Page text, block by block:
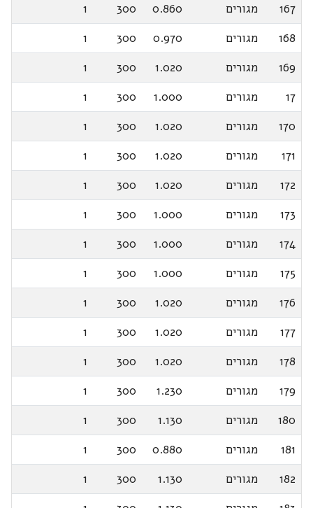
167
מגורים 0.860
300
1
168
מגורים 0.970
300
1
169
מגורים 1.020
300
1
17
מגורים 1.000
300
1
170
מגורים 1.020
300
1
171
מגורים 1.020
300
1
172
מגורים 1.020
300
1
173
מגורים 1.000
300
1
174
מגורים 1.000
300
1
175
מגורים 1.000
300
1
176
מגורים 1.020
300
1
177
מגורים 1.020
300
1
178
מגורים 1.020
300
1
179
מגורים 1.230
300
1
180
מגורים 1.130
300
1
181
מגורים 0.880
300
1
182
מגורים 1.130
300
1